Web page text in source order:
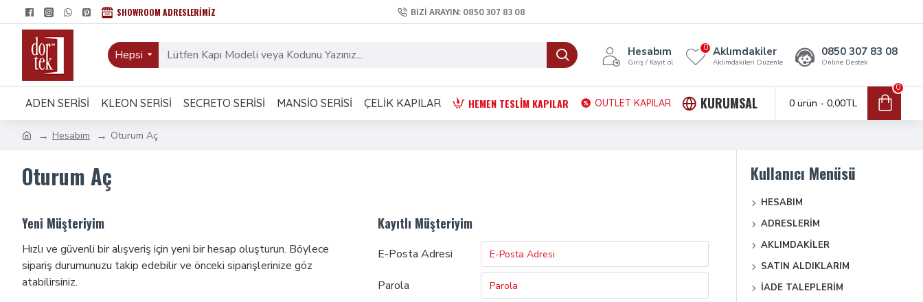
SHOWROOM ADRESLERIMIZ BIZI ARAYIN: 0850 307 83 08
Hepsi Hesabım
Giriş / Kayıt ol
Aklımdakiler
Aklımdakileri Düzenle
0 0850 307 83 08
Online Destek
ADEN SERISI KLEON SERISI SECRETO SERISI MANSIO SERISI ÇELIK KAPILAR HEMEN TESLIM KAPILAR OUTLET KAPILAR KURUMSAL 0 ürün - 0,00TL
0
Hesabım Oturum Aç
Oturum Aç
Yeni Müşteriyim
Hızlı ve güvenli bir alışveriş için yeni bir hesap oluşturun. Böylece
sipariş durumunuzu takip edebilir ve önceki siparişlerinize göz
atabilirsiniz.
Kayıtlı Müşteriyim
E-Posta Adresi
Parola
Kullanıcı Menüsü
HESABIM
ADRESLERIM
AKLIMDAKILER
SATIN ALDIKLARIM
İADE TALEPLERIM